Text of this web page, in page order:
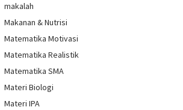
makalah
Makanan & Nutrisi
Matematika Motivasi
Matematika Realistik
Matematika SMA
Materi Biologi
Materi IPA